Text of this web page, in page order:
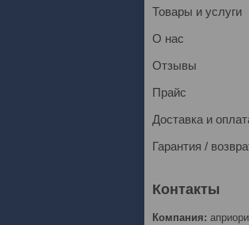
Товары и услуги
О нас
Отзывы
Прайс
Доставка и
Гарантия /